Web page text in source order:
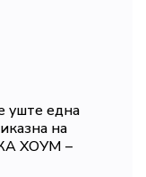
уште една
на
ХОУМ –